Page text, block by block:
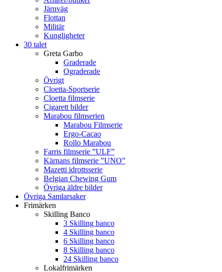
Järnväg
Flottan
Militär
Kungligheter
30 talet
Greta Garbo
Graderade
Ograderade
Övrigt
Cloetta-Sportserie
Cloetta filmserie
Cigarett bilder
Marabou filmserien
Marabou Filmserie
Ergo-Cacao
Rollo Marabou
Farris filmserie ”ULF”
Kärnans filmserie ”UNO”
Mazetti idrottsserie
Belgian Chewing Gum
Övriga äldre bilder
Övriga Samlarsaker
Frimärken
Skilling Banco
3 Skilling banco
4 Skilling banco
6 Skilling banco
8 Skilling banco
24 Skilling banco
Lokalfrimärken